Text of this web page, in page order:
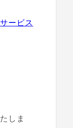
ービス
しま